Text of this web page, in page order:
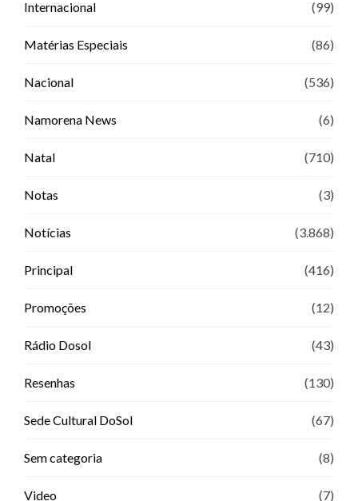
Internacional (99)
Matérias Especiais (86)
Nacional (536)
Namorena News (6)
Natal (710)
Notas (3)
Notícias (3.868)
Principal (416)
Promoções (12)
Rádio Dosol (43)
Resenhas (130)
Sede Cultural DoSol (67)
Sem categoria (8)
Video (7)